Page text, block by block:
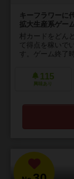
キーフラワーに
拡大生産系ゲー
村カードをどん
て得点を稼いで
す。ゲーム終了
115
興味あり